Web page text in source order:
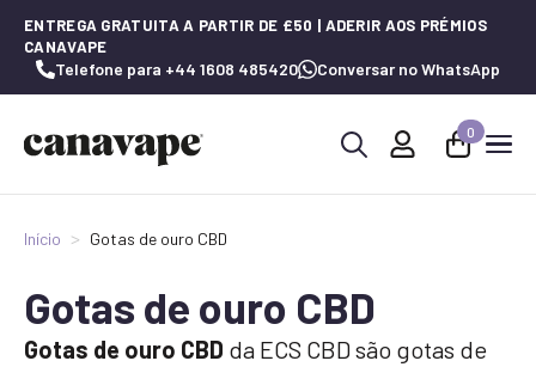
ENTREGA GRATUITA A PARTIR DE £50 | ADERIR AOS PRÉMIOS
CANAVAPE
Telefone para +44 1608 485420 Conversar no WhatsApp
0
Início Gotas de ouro CBD
Gotas de ouro CBD
Gotas de ouro CBD da ECS CBD são gotas de